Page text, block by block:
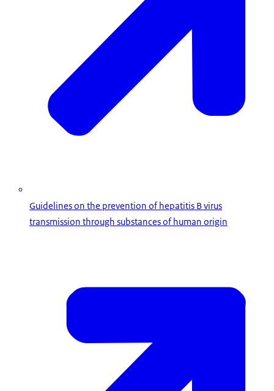
Guidelines on the prevention of hepatitis B virus
transmission through substances of human origin